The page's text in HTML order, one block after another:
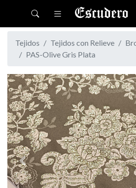
Toggle navigation
Tejidos Tejidos con Relieve
PAS-Olive Gris Plata
Previous